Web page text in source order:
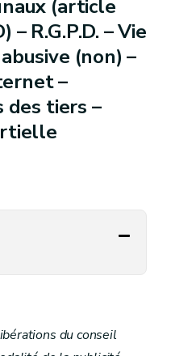
(article
– R.G.P.D. – Vie
(non) –
–
des tiers –
du conseil